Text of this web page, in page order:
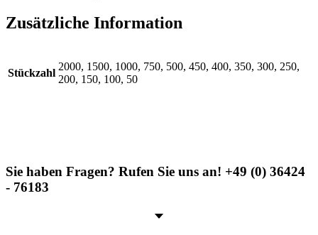
Zusätzliche Information
Stückzahl
2000, 1500, 1000, 750, 500, 450, 400, 350, 300, 250,
200, 150, 100, 50
Sie haben Fragen? Rufen Sie uns an! +49 (0) 36424
- 76183